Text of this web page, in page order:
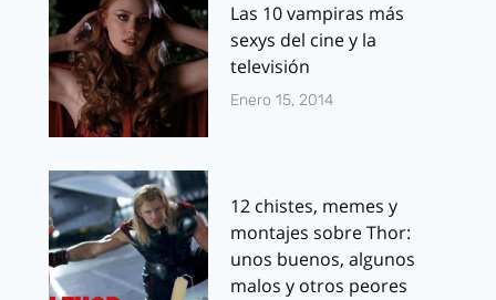
Las 10 vampiras más
sexys del cine y la
televisión
Enero 15, 2014
12 chistes, memes y
montajes sobre Thor:
unos buenos, algunos
malos y otros peores